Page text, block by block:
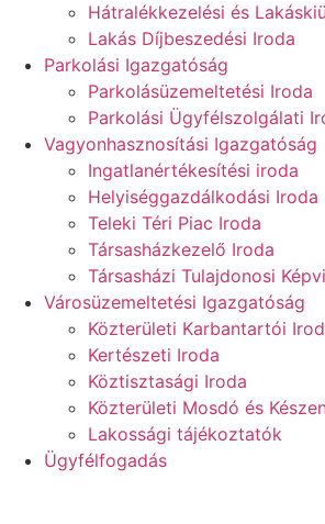
Hátralékkezelési és
Lakás Díjbeszedési Iroda
Parkolási Igazgatóság
Parkolásüzemeltetési Iroda
Parkolási Ügyfélszolgálati
Vagyonhasznosítási Igazgatóság
Ingatlanértékesítési iroda
Helyiséggazdálkodási Iroda
Teleki Téri Piac Iroda
Társasházkezelő Iroda
Társasházi Tulajdonosi
Városüzemeltetési Igazgatóság
Közterületi Karbantartói
Kertészeti Iroda
Köztisztasági Iroda
Közterületi Mosdó és
Lakossági tájékoztatók
Ügyfélfogadás